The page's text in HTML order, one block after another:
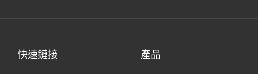
快速鏈接 產品